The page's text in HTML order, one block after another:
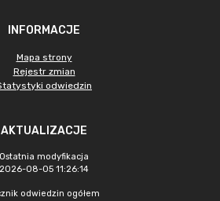
INFORMACJE
Mapa strony
Rejestr zmian
odwiedzin
AKTUALIZACJE
Ostatnia modyfikacja
2026-08-05 11:26:14
odwiedzin ogółem